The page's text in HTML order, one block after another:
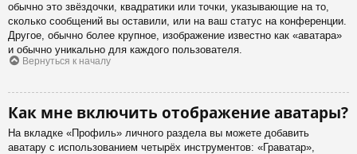
обычно это звёздочки, квадратики или точки, указывающие на то,
сколько сообщений вы оставили, или на ваш статус на конференции.
Другое, обычно более крупное, изображение известно как «аватара»
и обычно уникально для каждого пользователя.
Вернуться к началу
Как мне включить отображение аватары?
На вкладке «Профиль» личного раздела вы можете добавить
аватару с использованием четырёх инструментов: «Граватар»,